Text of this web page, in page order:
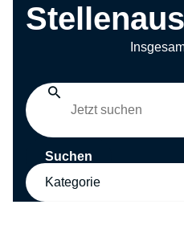
Suchen
Kategorie